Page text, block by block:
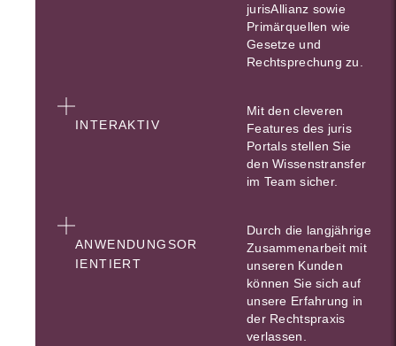
jurisAllianz sowie
Primärquellen wie
Gesetze und
Rechtsprechung zu.
INTERAKTIV
Mit den cleveren
Features des juris
Portals stellen Sie
den Wissenstransfer
im Team sicher.
ANWENDUNGSOR
IENTIERT
Durch die langjährige
Zusammenarbeit mit
unseren Kunden
können Sie sich auf
unsere Erfahrung in
der Rechtspraxis
verlassen.